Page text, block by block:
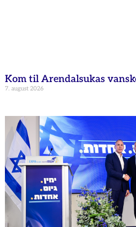
Kom til Arendalsukas
7. august 2026